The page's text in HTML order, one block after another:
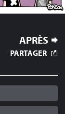
APRÈS
PARTAGER